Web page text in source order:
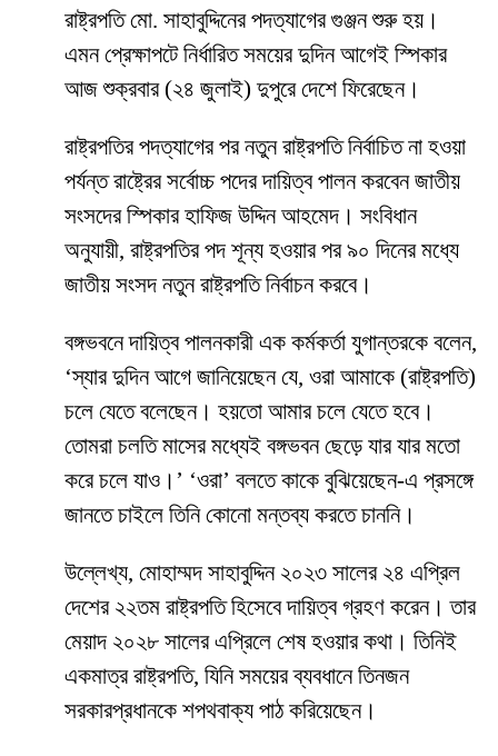
রাষ্ট্রপতি মো. সাহাবুদ্দিনের পদত্যাগের গুঞ্জন শুরু হয়।
এমন প্রেক্ষাপটে নির্ধারিত সময়ের দুদিন আগেই স্পিকার
আজ শুক্রবার (২৪ জুলাই) দুপুরে দেশে ফিরেছেন।
রাষ্ট্রপতির পদত্যাগের পর নতুন রাষ্ট্রপতি নির্বাচিত না হওয়া
পর্যন্ত রাষ্ট্রের সর্বোচ্চ পদের দায়িত্ব পালন করবেন জাতীয়
সংসদের স্পিকার হাফিজ উদ্দিন আহমেদ। সংবিধান
অনুযায়ী, রাষ্ট্রপতির পদ শূন্য হওয়ার পর ৯০ দিনের মধ্যে
জাতীয় সংসদ নতুন রাষ্ট্রপতি নির্বাচন করবে।
বঙ্গভবনে দায়িত্ব পালনকারী এক কর্মকর্তা যুগান্তরকে বলেন,
‘স্যার দুদিন আগে জানিয়েছেন যে, ওরা আমাকে (রাষ্ট্রপতি)
চলে যেতে বলেছেন। হয়তো আমার চলে যেতে হবে।
তোমরা চলতি মাসের মধ্যেই বঙ্গভবন ছেড়ে যার যার মতো
করে চলে যাও।’ ‘ওরা’ বলতে কাকে বুঝিয়েছেন-এ প্রসঙ্গে
জানতে চাইলে তিনি কোনো মন্তব্য করতে চাননি।
উল্লেখ্য, মোহাম্মদ সাহাবুদ্দিন ২০২৩ সালের ২৪ এপ্রিল
দেশের ২২তম রাষ্ট্রপতি হিসেবে দায়িত্ব গ্রহণ করেন। তার
মেয়াদ ২০২৮ সালের এপ্রিলে শেষ হওয়ার কথা। তিনিই
একমাত্র রাষ্ট্রপতি, যিনি সময়ের ব্যবধানে তিনজন
সরকারপ্রধানকে শপথবাক্য পাঠ করিয়েছেন।